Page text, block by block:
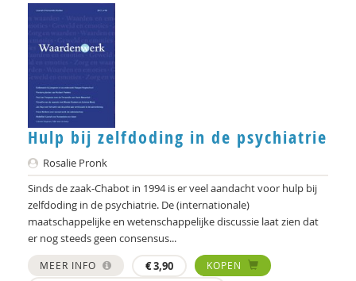
Iris Hartog
L.E.M. van Heugten
Vicky Holsgens
Roelof Hortulanus
Marjan Houkes
Marie-José ijsberts
Pieter Ippel
Simona Karbouniaris
Hulp bij zelfdoding in de psychiatrie
Rosalie Pronk
Sinds de zaak-Chabot in 1994 is er veel aandacht voor hulp bij
zelfdoding in de psychiatrie. De (internationale)
maatschappelijke en wetenschappelijke discussie laat zien dat
er nog steeds geen consensus...
MEER INFO €3,90
KOPEN